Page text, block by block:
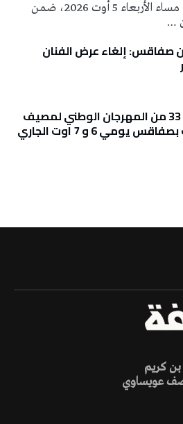
قدّم المخرج نزار السعيدي، مساء الأربعاء 5 أوت 2026، ضمن
صفاقس: إلغاء عرض الفنان
الدورة 33 من المهرجان الوطني لمصيف
يومي 6 و 7 اوت الجاري
بن كريم
عويساوي